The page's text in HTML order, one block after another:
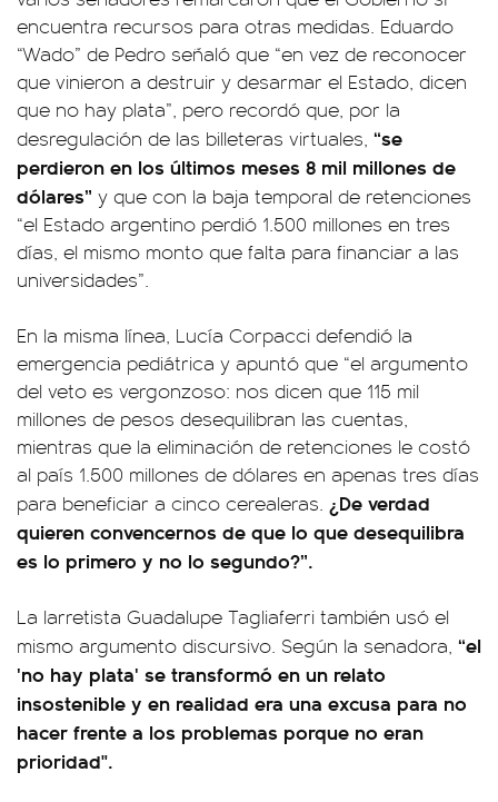
encuentra recursos para otras medidas. Eduardo
“Wado” de Pedro señaló que “en vez de reconocer
que vinieron a destruir y desarmar el Estado, dicen
que no hay plata”, pero recordó que, por la
desregulación de las billeteras virtuales, “se
perdieron en los últimos meses 8 mil millones de
dólares” y que con la baja temporal de retenciones
“el Estado argentino perdió 1.500 millones en tres
días, el mismo monto que falta para financiar a las
universidades”.
En la misma línea, Lucía Corpacci defendió la
emergencia pediátrica y apuntó que “el argumento
del veto es vergonzoso: nos dicen que 115 mil
millones de pesos desequilibran las cuentas,
mientras que la eliminación de retenciones le costó
al país 1.500 millones de dólares en apenas tres días
para beneficiar a cinco cerealeras. ¿De verdad
quieren convencernos de que lo que desequilibra
es lo primero y no lo segundo?”.
La larretista Guadalupe Tagliaferri también usó el
mismo argumento discursivo. Según la senadora, “el
'no hay plata' se transformó en un relato
insostenible y en realidad era una excusa para no
hacer frente a los problemas porque no eran
prioridad".